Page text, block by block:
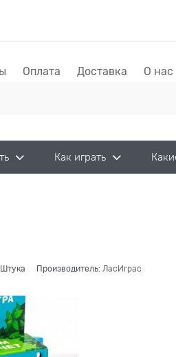
Оплата Доставка
О нас
Как играть
Штука Производитель: ЛасИграс